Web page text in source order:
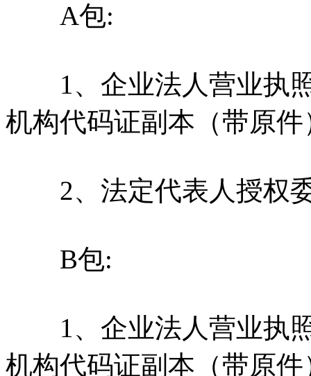
A包:
1、企业法人营业执照
机构代码证副本（带原件
2、法定代表人授权
B包:
1、企业法人营业执照
机构代码证副本（带原件